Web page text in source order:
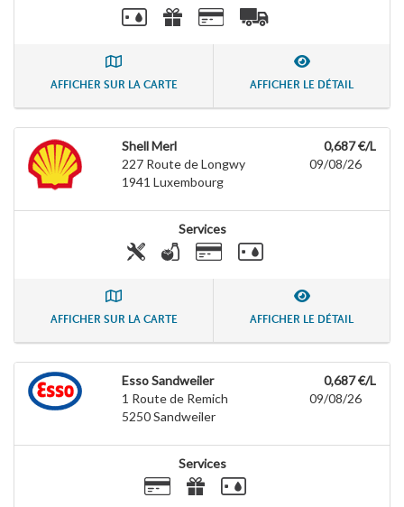
AFFICHER SUR LA CARTE AFFICHER LE DÉTAIL
Shell Merl
227 Route de Longwy
1941 Luxembourg
0,687 €/L
09/08/26
Services
AFFICHER SUR LA CARTE AFFICHER LE DÉTAIL
Esso Sandweiler
1 Route de Remich
5250Sandweiler
0,687 €/L
09/08/26
Services